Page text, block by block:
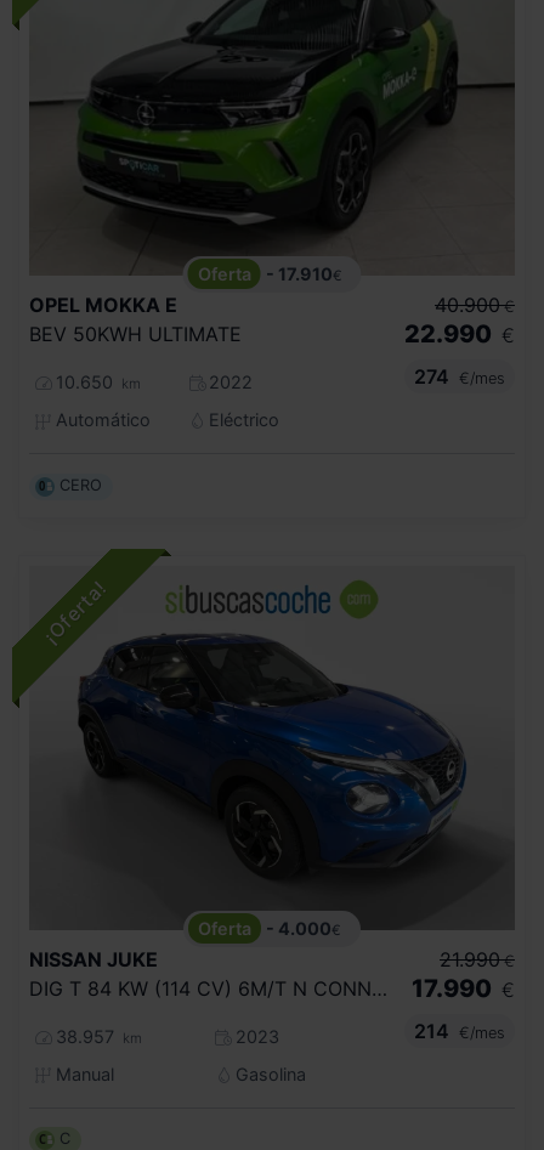
- 17.910€
OPEL MOKKA E
BEV 50KWH ULTIMATE
10.650 km
2022
Automático
Eléctrico
40.900 €
22.990 €
274
€/mes
CERO
- 4.000€
NISSAN JUKE
DIG T 84 KW (114 CV) 6M/T N CONNECTA
38.957 km
2023
Manual
Gasolina
21.990 €
17.990 €
214
€/mes
C